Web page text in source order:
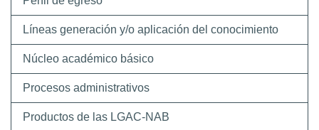
Líneas generación y/o aplicación del conocimiento
Núcleo académico básico
Procesos administrativos
Productos de las LGAC-NAB